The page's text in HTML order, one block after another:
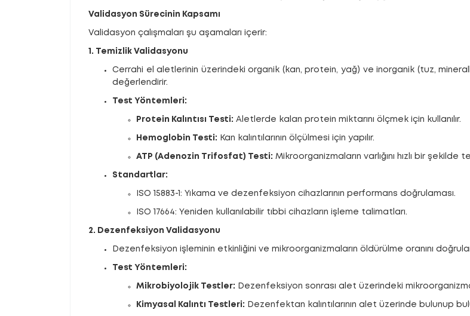
Validasyon Sürecinin Kapsamı
Validasyon çalışmaları şu aşamaları içerir:
1. Temizlik Validasyonu
Cerrahi el aletlerinin üzerindeki organik (kan, protein, yağ) ve inorganik (tuz,
değerlendirir.
Test Yöntemleri:
Protein Kalıntısı Testi: Aletlerde kalan protein miktarını ölçmek için kullanılır.
Hemoglobin Testi: Kan kalıntılarının ölçülmesi için yapılır.
ATP (Adenozin Trifosfat) Testi: Mikroorganizmaların varlığını hızlı bir şekilde
Standartlar:
ISO 15883-1: Yıkama ve dezenfeksiyon cihazlarının performans doğrulaması.
ISO 17664: Yeniden kullanılabilir tıbbi cihazların işleme talimatları.
2. Dezenfeksiyon Validasyonu
Dezenfeksiyon işleminin etkinliğini ve mikroorganizmaların öldürülme oranını
Test Yöntemleri:
Mikrobiyolojik Testler: Dezenfeksiyon sonrası alet üzerindeki
Kimyasal Kalıntı Testleri: Dezenfektan kalıntılarının alet üzerinde bulunup